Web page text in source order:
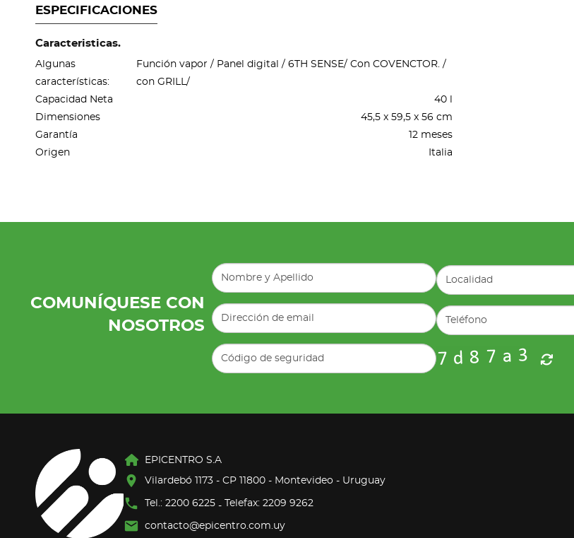
ESPECIFICACIONES
Caracteristicas.
Algunas
características:
Función vapor / Panel digital / 6TH SENSE/ Con COVENCTOR. /
con GRILL/
Capacidad Neta
40 l
Dimensiones
45,5 x 59,5 x 56 cm
Garantía
12 meses
Origen
Italia
COMUNÍQUESE CON
NOSOTROS
EPICENTRO S.A
Vilardebó 1173 - CP 11800 - Montevideo - Uruguay
Tel.: 2200 6225 - Telefax: 2209 9262
contacto@epicentro.com.uy